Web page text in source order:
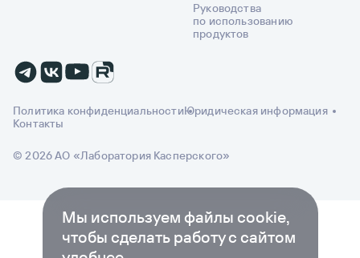
Руководства
по использованию
продуктов
© 2026 АО «Лаборатория Касперского»
Политика конфиденциальностиЮридическая информация
Контакты
Мы используем файлы cookie,
чтобы сделать работу с сайтом